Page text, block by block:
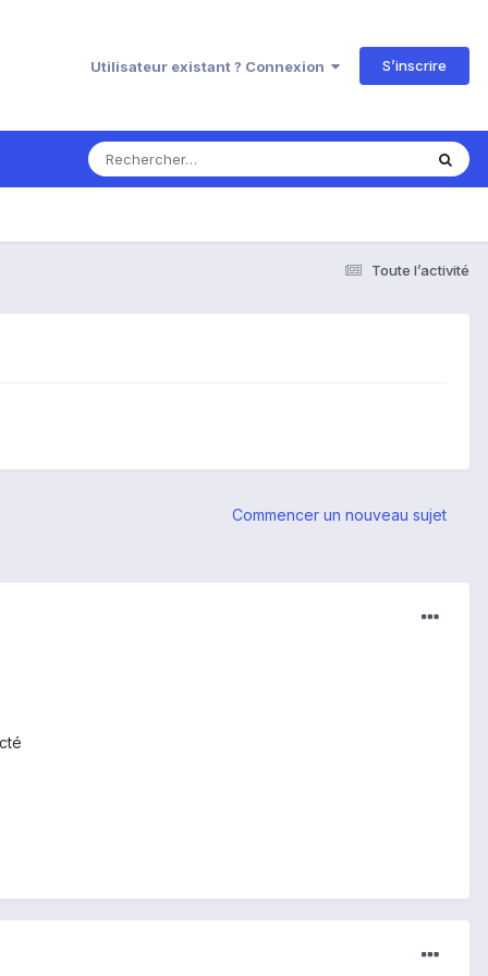
Utilisateur existant ? Connexion S’inscrire
Toute l’activité
Commencer un nouveau sujet